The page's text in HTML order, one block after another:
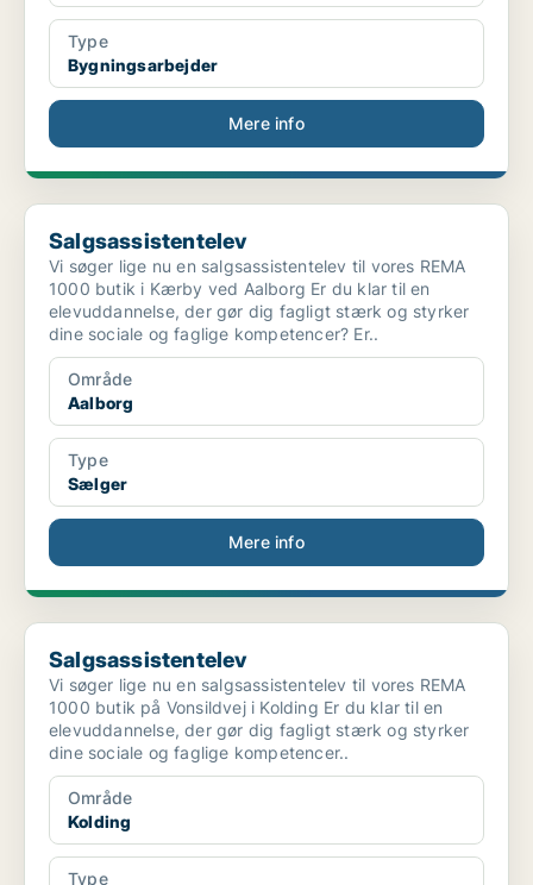
Type
Bygningsarbejder
Mere info
Salgsassistentelev
Salgsassistentelev
Vi søger lige nu en salgsassistentelev til vores REMA
1000 butik i Kærby ved Aalborg Er du klar til en
elevuddannelse, der gør dig fagligt stærk og styrker
dine sociale og faglige kompetencer? Er..
Område
Aalborg
Type
Sælger
Mere info
Salgsassistentelev
Salgsassistentelev
Vi søger lige nu en salgsassistentelev til vores REMA
1000 butik på Vonsildvej i Kolding Er du klar til en
elevuddannelse, der gør dig fagligt stærk og styrker
dine sociale og faglige kompetencer..
Område
Kolding
Type